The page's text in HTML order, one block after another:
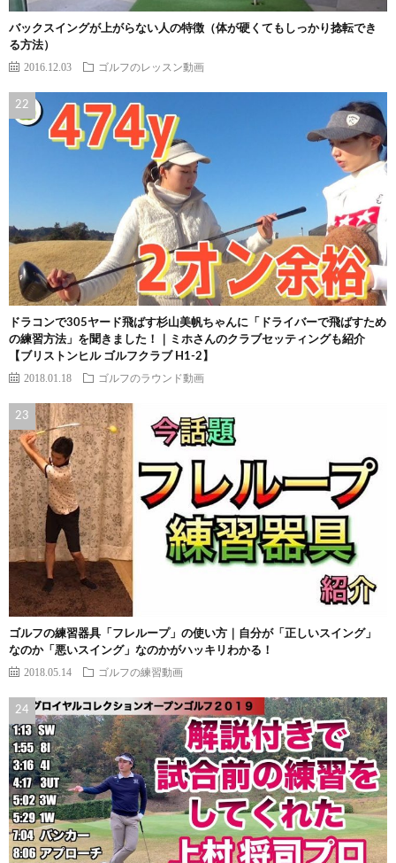
バックスイングが上がらない人の特徴（体が硬くてもしっかり捻転でき
る方法）
2016.12.03 ゴルフのレッスン動画
ドラコンで305ヤード飛ばす杉山美帆ちゃんに「ドライバーで飛ばすため
の練習方法」を聞きました！｜ミホさんのクラブセッティングも紹介
【ブリストンヒル ゴルフクラブ H1-2】
2018.01.18 ゴルフのラウンド動画
ゴルフの練習器具「フレループ」の使い方｜自分が「正しいスイング」
なのか「悪いスイング」なのかがハッキリわかる！
2018.05.14 ゴルフの練習動画